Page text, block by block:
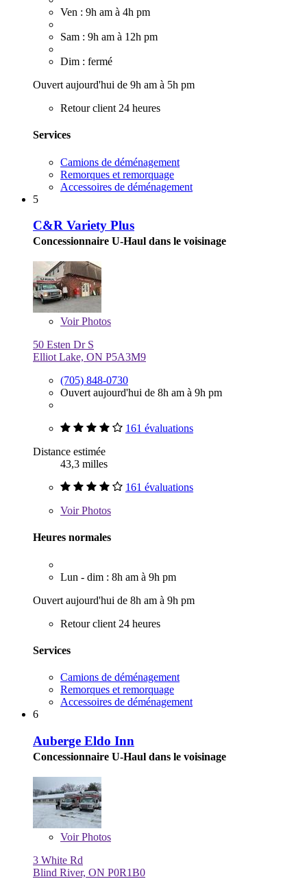
Ven : 9h am à 4h pm
Sam : 9h am à 12h pm
Dim : fermé
Ouvert aujourd'hui de 9h am à 5h pm
Retour client 24 heures
Services
Camions de déménagement
Remorques et remorquage
Accessoires de déménagement
5
C&R Variety Plus
Concessionnaire U-Haul dans le voisinage
VoirPhotos
50 Esten Dr S
Elliot Lake, ON P5A3M9
(705) 848-0730
Ouvert aujourd'hui de 8h am à 9h pm
161 évaluations
Distance estimée
43,3 milles
161 évaluations
VoirPhotos
Heures normales
Lun - dim : 8h am à 9h pm
Ouvert aujourd'hui de 8h am à 9h pm
Retour client 24 heures
Services
Camions de déménagement
Remorques et remorquage
Accessoires de déménagement
6
Auberge Eldo Inn
Concessionnaire U-Haul dans le voisinage
VoirPhotos
3 White Rd
Blind River, ON P0R1B0